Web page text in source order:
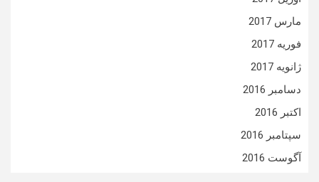
مارس 2017
فوریه 2017
ژانویه 2017
دسامبر 2016
اکتبر 2016
سپتامبر 2016
آگوست 2016